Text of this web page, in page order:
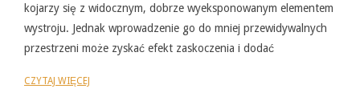
kojarzy się z widocznym, dobrze wyeksponowanym elementem
wystroju. Jednak wprowadzenie go do mniej przewidywalnych
przestrzeni może zyskać efekt zaskoczenia i dodać
CZYTAJ WIĘCEJ